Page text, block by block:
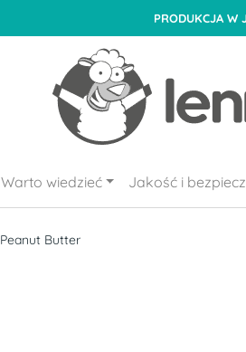
PRODUKCJA W
Warto wiedzieć Jakość i
Peanut Butter